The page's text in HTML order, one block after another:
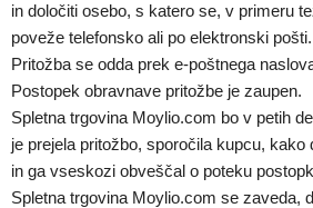
in določiti osebo, s katero se, v primeru
poveže telefonsko ali po elektronski pošti.
Pritožba se odda prek e-poštnega
Postopek obravnave pritožbe je zaupen.
Spletna trgovina Moylio.com bo v petih
je prejela pritožbo, sporočila kupcu, kako
in ga vseskozi obveščal o poteku
Spletna trgovina Moylio.com se zaveda,